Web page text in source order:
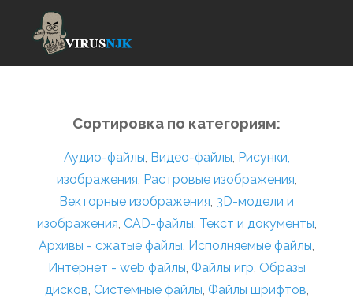
Сортировка по категориям:
Аудио-файлы, Видео-файлы, Рисунки,
изображения, Растровые изображения,
Векторные изображения, 3D-модели и
изображения, CAD-файлы, Текст и документы,
Архивы - сжатые файлы, Исполняемые файлы,
Интернет - web файлы, Файлы игр, Образы
дисков, Системные файлы, Файлы шрифтов,